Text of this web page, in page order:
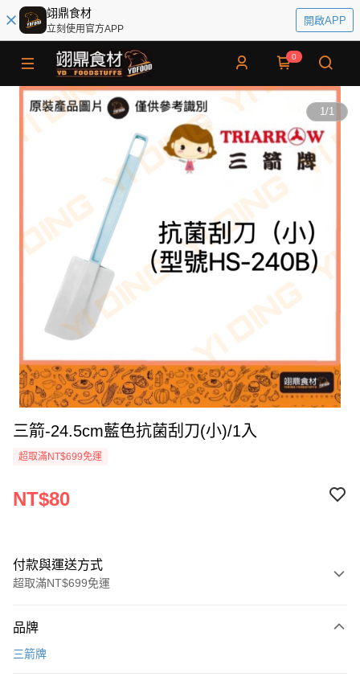
翊鼎食材
立刻使用官方APP
開啟APP
0
1/1
三箭-24.5cm藍色抗菌刮刀(小)/1入
超取滿NT$699免運
NT$80
付款與運送方式
超取滿NT$699免運
信用卡一次付款
品牌
三箭牌